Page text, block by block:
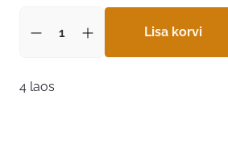
Lisa korvi
4 laos